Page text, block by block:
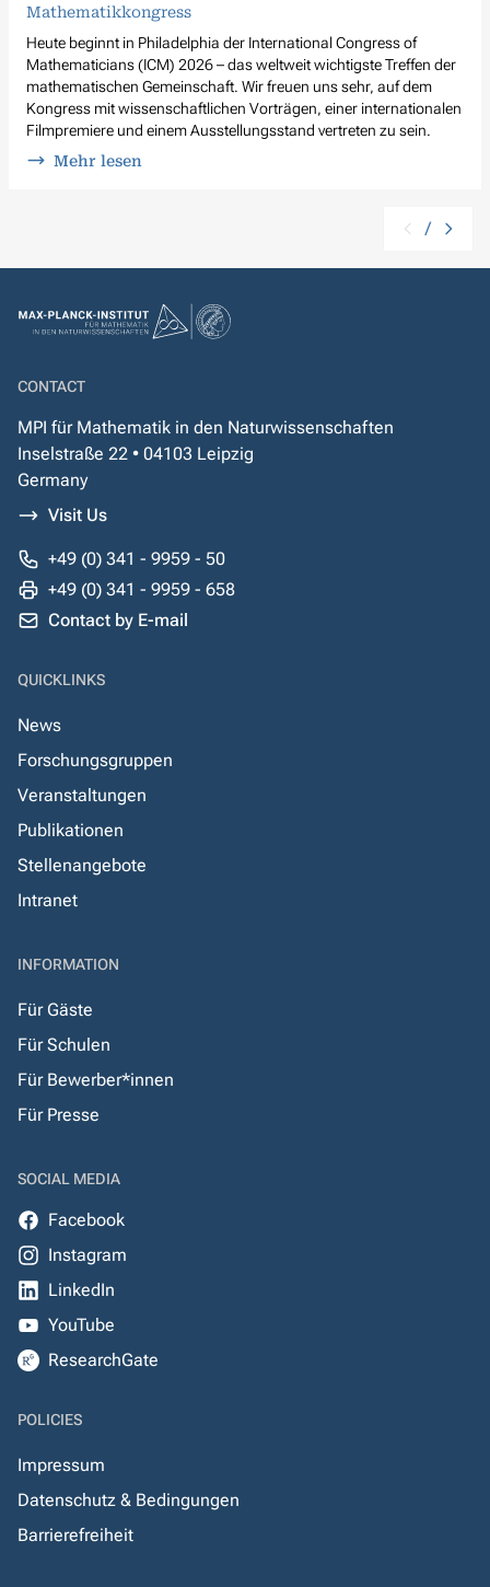
Mathematikkongress
Heute beginnt in Philadelphia der International Congress of
Mathematicians (ICM) 2026 – das weltweit wichtigste Treffen der
mathematischen Gemeinschaft. Wir freuen uns sehr, auf dem
Kongress mit wissenschaftlichen Vorträgen, einer internationalen
Filmpremiere und einem Ausstellungsstand vertreten zu sein.
Mehr lesen
/
CONTACT
MPI für Mathematik in den Naturwissenschaften
Inselstraße 22 • 04103 Leipzig
Germany
Visit Us
+49 (0) 341 - 9959 - 50
+49 (0) 341 - 9959 - 658
Contact by E-mail
QUICKLINKS
News
Forschungsgruppen
Veranstaltungen
Publikationen
Stellenangebote
Intranet
INFORMATION
Für Gäste
Für Schulen
Für Bewerber*innen
Für Presse
SOCIAL MEDIA
Facebook
Instagram
LinkedIn
YouTube
ResearchGate
POLICIES
Impressum
Datenschutz & Bedingungen
Barrierefreiheit